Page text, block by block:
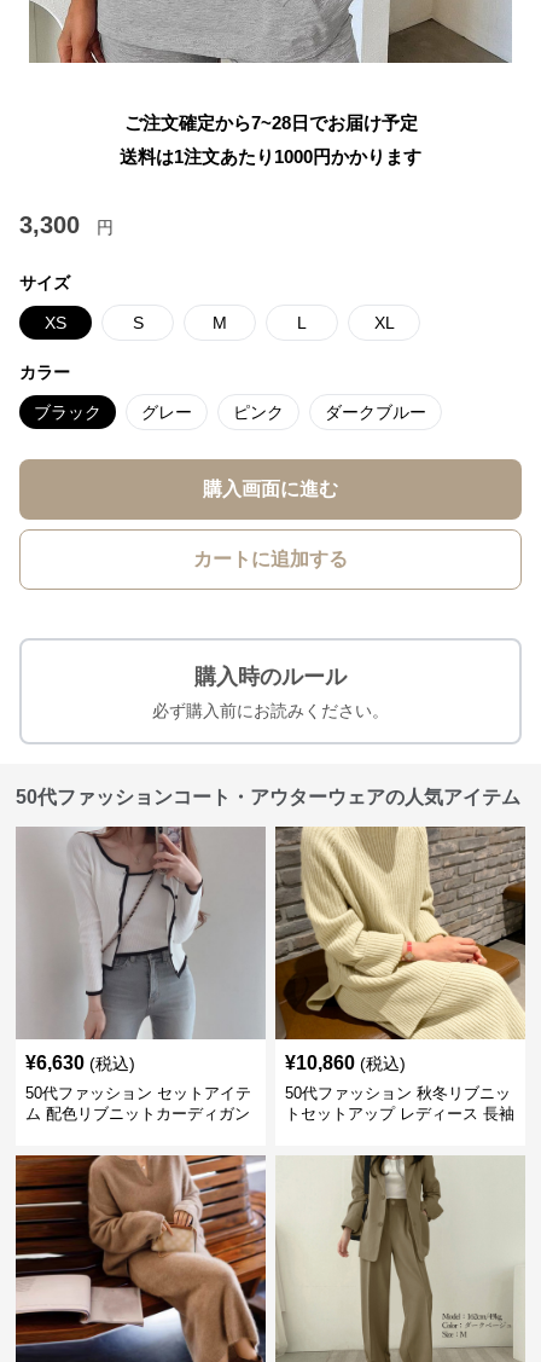
ご注文確定から7~28日でお届け予定
送料は1注文あたり 1000円かかります
3,300 円
サイズ
XS S M L XL
カラー
ブラック グレー ピンク ダークブルー
購入画面に進む
カートに追加する
購入時のルール
必ず購入前にお読みください。
50代ファッションコート・アウターウェアの人気アイテム
¥6,630 (税込)
50代ファッション セットアイテ
ム 配色リブニットカーディガン
¥10,860 (税込)
50代ファッション 秋冬リブニッ
トセットアップ レディース 長袖